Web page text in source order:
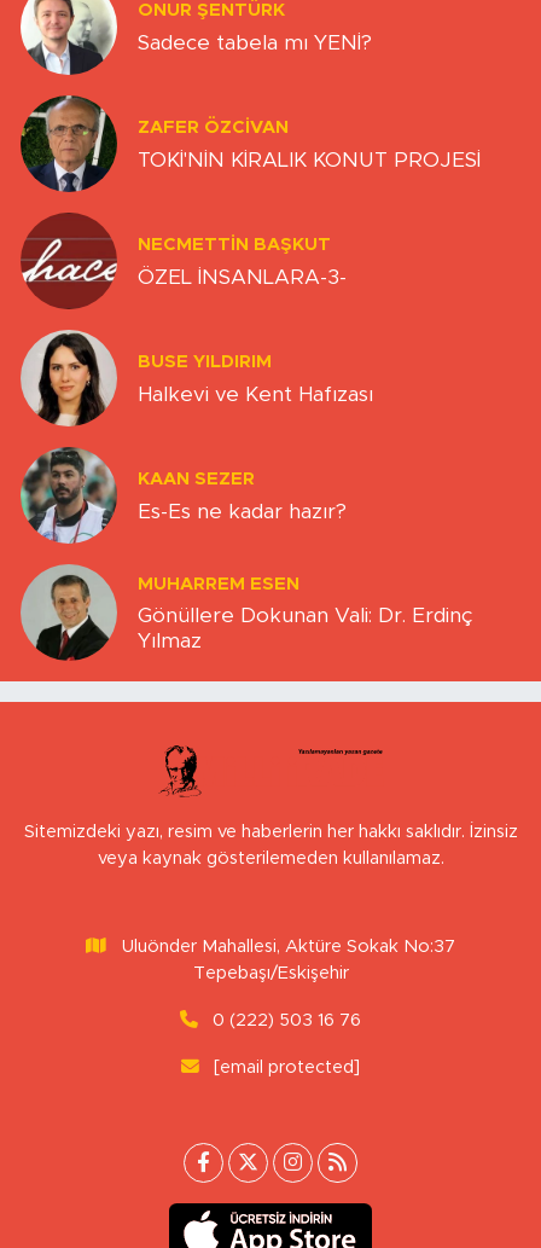
ONUR ŞENTÜRK
Sadece tabela mı YENİ?
ZAFER ÖZCIVAN
TOKİ'NİN KİRALIK KONUT PROJESİ
NECMETTIN BAŞKUT
ÖZEL İNSANLARA-3-
BUSE YILDIRIM
Halkevi ve Kent Hafızası
KAAN SEZER
Es-Es ne kadar hazır?
MUHARREM ESEN
Gönüllere Dokunan Vali: Dr. Erdinç
Yılmaz
Sitemizdeki yazı, resim ve haberlerin her hakkı saklıdır. İzinsiz
veya kaynak gösterilemeden kullanılamaz.
Uluönder Mahallesi, Aktüre Sokak No:37
Tepebaşı/Eskişehir
0 (222) 503 16 76
[email protected]